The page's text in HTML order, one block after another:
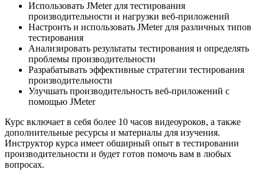
Использовать JMeter для тестирования
производительности и нагрузки веб-приложений
Настроить и использовать JMeter для различных типов
тестирования
Анализировать результаты тестирования и определять
проблемы производительности
Разрабатывать эффективные стратегии тестирования
производительности
Улучшать производительность веб-приложений с
помощью JMeter
Курс включает в себя более 10 часов видеоуроков, а также
дополнительные ресурсы и материалы для изучения.
Инструктор курса имеет обширный опыт в тестировании
производительности и будет готов помочь вам в любых
вопросах.